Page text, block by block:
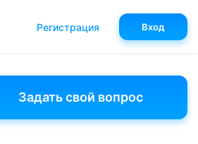
Задать свой вопрос
Регистрация Вход